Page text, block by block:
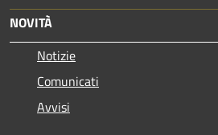
NOVITÀ
Notizie
Comunicati
Avvisi